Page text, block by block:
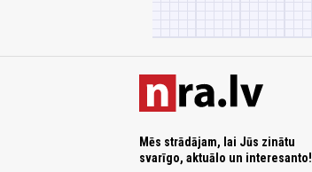
Mēs strādājam, lai Jūs zinātu
svarīgo, aktuālo un interesanto!